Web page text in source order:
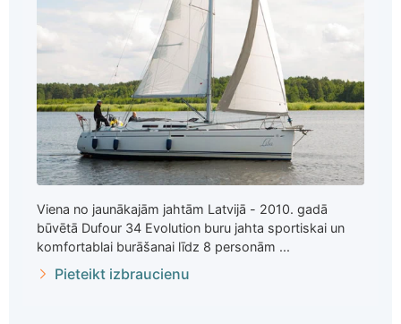
Viena no jaunākajām jahtām Latvijā - 2010. gadā
būvētā Dufour 34 Evolution buru jahta sportiskai un
komfortablai burāšanai līdz 8 personām ...
Pieteikt izbraucienu